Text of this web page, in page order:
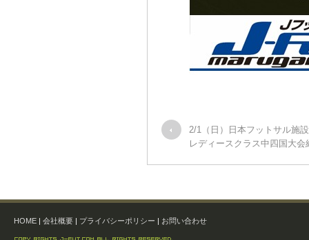
2/1（日）日本フットサル施
レディースクラス中四国大会
HOME | 会社概要 | プライバシーポリシー | お問い合わせ